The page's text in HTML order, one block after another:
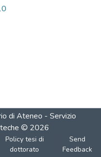
di Ateneo - Servizio
© 2026
Policy tesi di
dottorato
Send
Feedback